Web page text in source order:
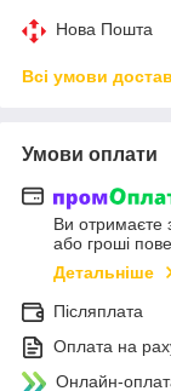
Нова Пошта
Всі умови
Умови оплати
Ви отримаєте
або гроші
Детальніше
Післяплата
Оплата на
Онлайн-